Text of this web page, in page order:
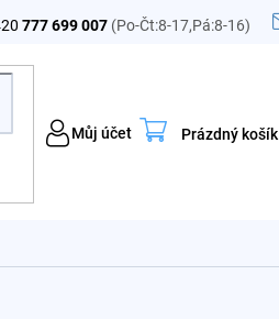
777 699 007 (Po-Čt:8-17,Pá:8-16)
Můj účet
Nákupní
Prázdný košík